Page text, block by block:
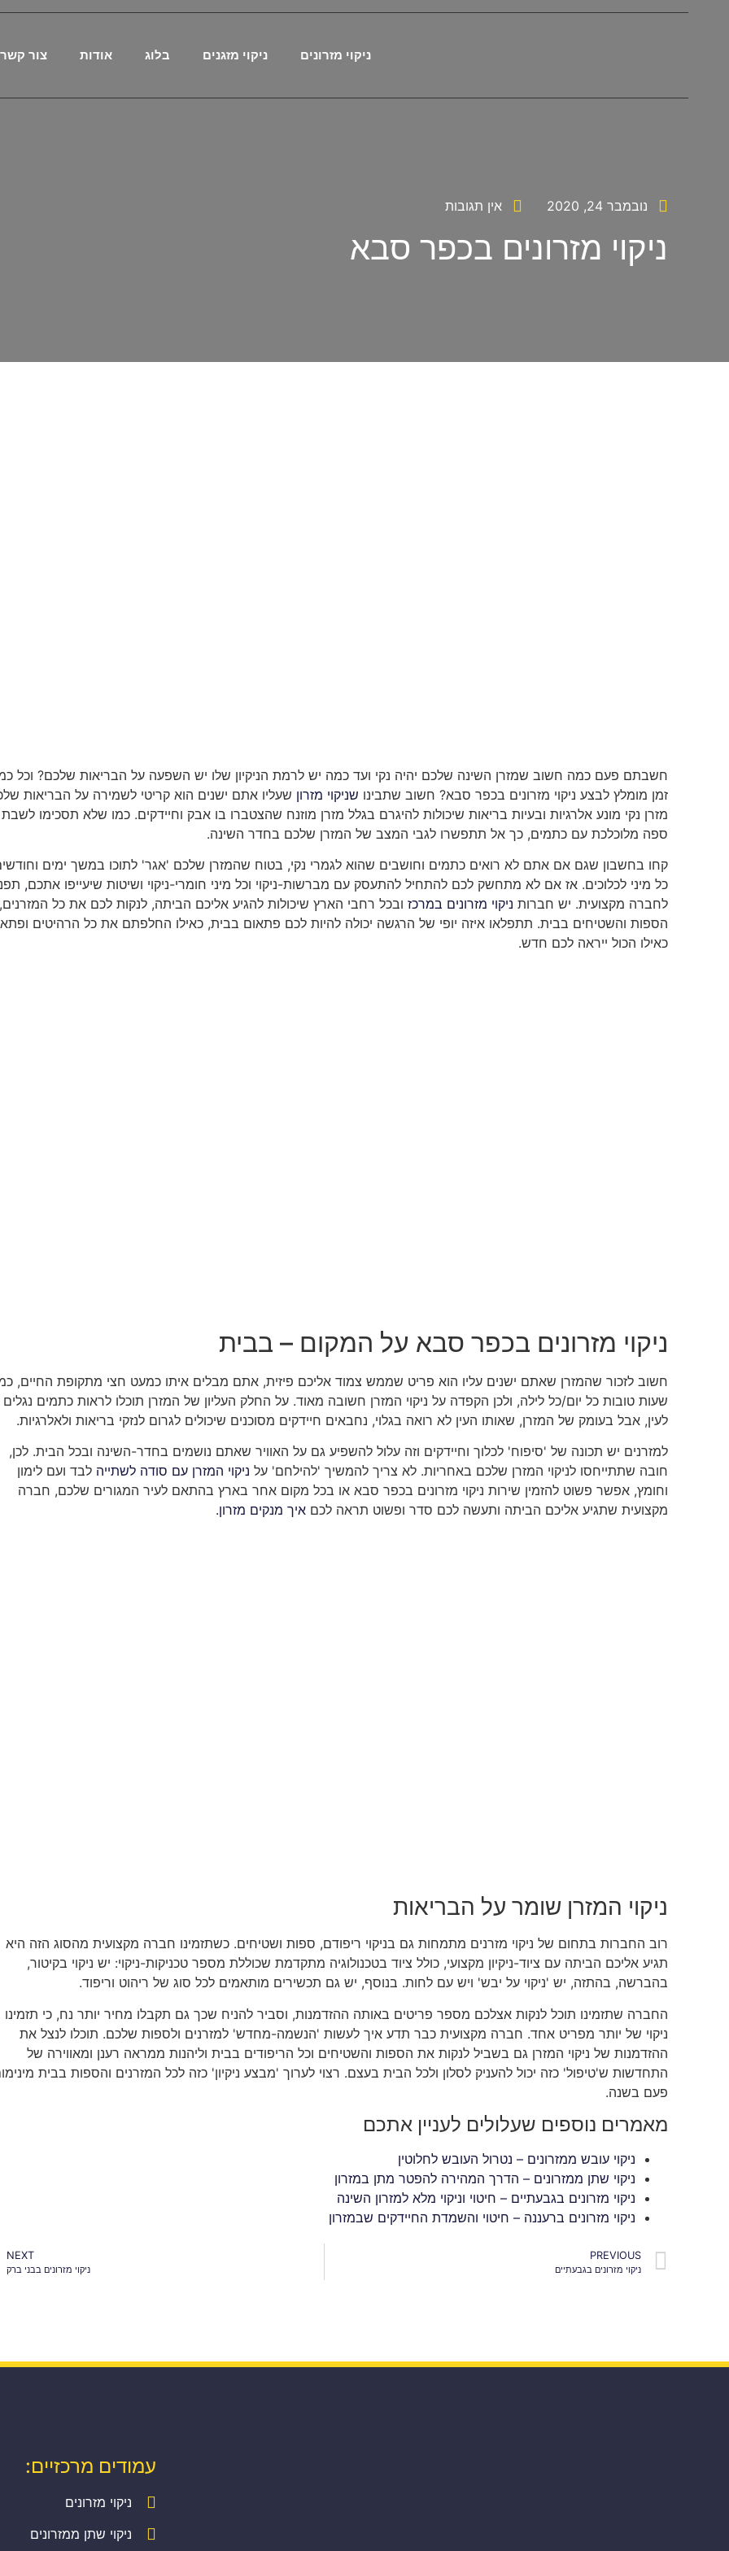
ניקוי מזרונים ניקוי מזגנים בלוג אודות צור קשר
נובמבר 24, 2020 אין תגובות
ניקוי מזרונים בכפר סבא
חשבתם פעם כמה חשוב שמזרן השינה שלכם יהיה נקי ועד כמה יש לרמת הניקיון שלו יש השפעה על הבריאות שלכם? וכל
זמן מומלץ לבצע ניקוי מזרונים בכפר סבא? חשוב שתבינו שניקוי מזרון שעליו אתם ישנים הוא קריטי לשמירה על הבריאות
מזרן נקי מונע אלרגיות ובעיות בריאות שיכולות להיגרם בגלל מזרן מוזנח שהצטברו בו אבק וחיידקים. כמו שלא תסכימו
ספה מלוכלכת עם כתמים, כך אל תתפשרו לגבי המצב של המזרן שלכם בחדר השינה.
קחו בחשבון שגם אם אתם לא רואים כתמים וחושבים שהוא לגמרי נקי, בטוח שהמזרן שלכם 'אגר' לתוכו במשך ימים
כל מיני לכלוכים. אז אם לא מתחשק לכם להתחיל להתעסק עם מברשות-ניקוי וכל מיני חומרי-ניקוי ושיטות שיעייפו אתכם,
לחברה מקצועית. יש חברות ניקוי מזרונים במרכז ובכל רחבי הארץ שיכולות להגיע אליכם הביתה, לנקות לכם את כל המזרנים,
הספות והשטיחים בבית. תתפלאו איזה יופי של הרגשה יכולה להיות לכם פתאום בבית, כאילו החלפתם את כל הרהיטים
כאילו הכול ייראה לכם חדש.
ניקוי מזרונים בכפר סבא על המקום – בבית
חשוב לזכור שהמזרן שאתם ישנים עליו הוא פריט שממש צמוד אליכם פיזית, אתם מבלים איתו כמעט חצי מתקופת החיים,
שעות טובות כל יום/כל לילה, ולכן הקפדה על ניקוי המזרן חשובה מאוד. על החלק העליון של המזרן תוכלו לראות כתמים נגלים
לעין, אבל בעומק של המזרן, שאותו העין לא רואה בגלוי, נחבאים חיידקים מסוכנים שיכולים לגרום לנזקי בריאות ולאלרגיות.
למזרנים יש תכונה של 'סיפוח' לכלוך וחיידקים וזה עלול להשפיע גם על האוויר שאתם נושמים בחדר-השינה ובכל הבית. לכן,
חובה שתתייחסו לניקוי המזרן שלכם באחריות. לא צריך להמשיך 'להילחם' על ניקוי המזרן עם סודה לשתייה לבד ועם לימון
וחומץ, אפשר פשוט להזמין שירות ניקוי מזרונים בכפר סבא או בכל מקום אחר בארץ בהתאם לעיר המגורים שלכם, חברה
מקצועית שתגיע אליכם הביתה ותעשה לכם סדר ופשוט תראה לכם איך מנקים מזרון.
ניקוי המזרן שומר על הבריאות
רוב החברות בתחום של ניקוי מזרנים מתמחות גם בניקוי ריפודם, ספות ושטיחים. כשתזמינו חברה מקצועית מהסוג הזה היא
תגיע אליכם הביתה עם ציוד-ניקיון מקצועי, כולל ציוד בטכנולוגיה מתקדמת שכוללת מספר טכניקות-ניקוי: יש ניקוי בקיטור,
בהברשה, בהתזה, יש 'ניקוי על יבש' ויש עם לחות. בנוסף, יש גם תכשירים מותאמים לכל סוג של ריהוט וריפוד.
החברה שתזמינו תוכל לנקות אצלכם מספר פריטים באותה ההזדמנות, וסביר להניח שכך גם תקבלו מחיר יותר נח, כי תזמינו
ניקוי של יותר מפריט אחד. חברה מקצועית כבר תדע איך לעשות 'הנשמה-מחדש' למזרנים ולספות שלכם. תוכלו לנצל את
ההזדמנות של ניקוי המזרן גם בשביל לנקות את הספות והשטיחים וכל הריפודים בבית וליהנות ממראה רענן ומאווירה של
התחדשות ש'טיפול' כזה יכול להעניק לסלון ולכל הבית בעצם. רצוי לערוך 'מבצע ניקיון' כזה לכל המזרנים והספות בבית
פעם בשנה.
מאמרים נוספים שעלולים לעניין אתכם
ניקוי עובש ממזרונים – נטרול העובש לחלוטין
ניקוי שתן ממזרונים – הדרך המהירה להפטר מתן במזרון
ניקוי מזרונים בגבעתיים – חיטוי וניקוי מלא למזרון השינה
ניקוי מזרונים ברעננה – חיטוי והשמדת החיידקים שבמזרון
PREVIOUS
ניקוי מזרונים בגבעתיים
NEXT
ניקוי מזרונים בבני ברק
עמודים מרכזיים:
ניקוי מזרונים
ניקוי שתן ממזרונים